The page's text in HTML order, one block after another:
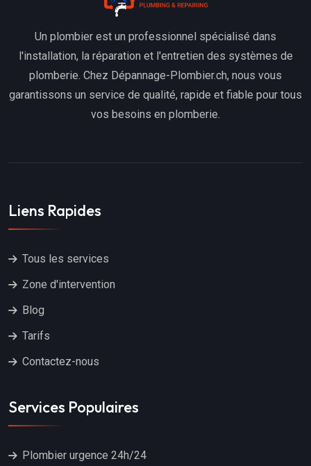
Un plombier est un professionnel spécialisé dans
l'installation, la réparation et l'entretien des systèmes de
plomberie. Chez Dépannage-Plombier.ch, nous vous
garantissons un service de qualité, rapide et fiable pour tous
vos besoins en plomberie.
Liens Rapides
Tous les services
Zone d'intervention
Blog
Tarifs
Contactez-nous
Services Populaires
Plombier urgence 24h/24